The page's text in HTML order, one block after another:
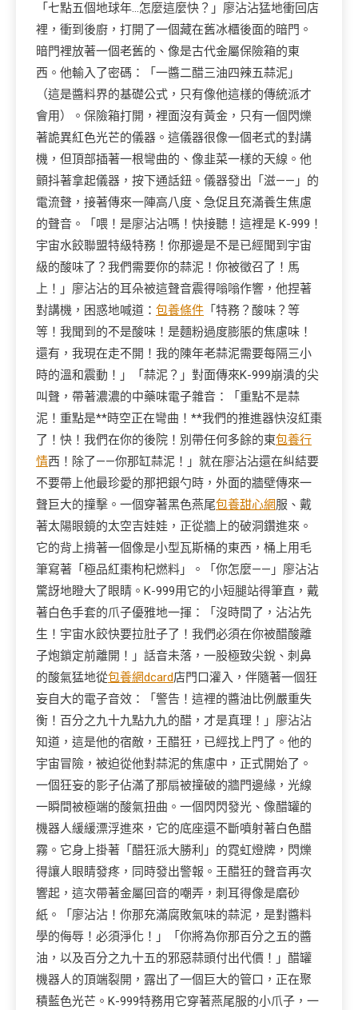
「七點五個地球年…怎麼這麼快？」廖沾沾猛地衝回店
裡，衝到後廚，打開了一個藏在舊冰櫃後面的暗門。
暗門裡放著一個老舊的、像是古代金屬保險箱的東
西。他輸入了密碼：「一醬二醋三油四辣五蒜泥」
（這是醬料界的基礎公式，只有像他這樣的傳統派才
會用）。保險箱打開，裡面沒有黃金，只有一個閃爍
著詭異紅色光芒的儀器。這儀器很像一個老式的對講
機，但頂部插著一根彎曲的、像韭菜一樣的天線。他
顫抖著拿起儀器，按下通話鈕。儀器發出「滋——」的
電流聲，接著傳來一陣高八度、急促且充滿養生焦慮
的聲音。「喂！是廖沾沾嗎！快接聽！這裡是 K-999！
宇宙水餃聯盟特級特務！你那邊是不是已經聞到宇宙
級的酸味了？我們需要你的蒜泥！你被徵召了！馬
上！」廖沾沾的耳朵被這聲音震得嗡嗡作響，他捏著
對講機，困惑地喊道： 包養條件 「特務？酸味？等
等！我聞到的不是酸味！是麵粉過度膨脹的焦慮味！
還有，我現在走不開！我的陳年老蒜泥需要每隔三小
時的溫和震動！」「蒜泥？」對面傳來K-999崩潰的尖
叫聲，帶著濃濃的中藥味電子雜音：「重點不是蒜
泥！重點是**時空正在彎曲！**我們的推進器快沒紅棗
了！快！我們在你的後院！別帶任何多餘的東包養行
情西！除了——你那缸蒜泥！」就在廖沾沾還在糾結要
不要帶上他最珍愛的那把銀勺時，外面的牆壁傳來一
聲巨大的撞擊。一個穿著黑色燕尾包養甜心網服、戴
著太陽眼鏡的太空吉娃娃，正從牆上的破洞鑽進來。
它的背上揹著一個像是小型瓦斯桶的東西，桶上用毛
筆寫著「極品紅棗枸杞燃料」。「你怎麼——」廖沾沾
驚訝地瞪大了眼睛。K-999用它的小短腿站得筆直，戴
著白色手套的爪子優雅地一揮：「沒時間了，沾沾先
生！宇宙水餃快要拉肚子了！我們必須在你被醋酸離
子炮鎖定前離開！」話音未落，一股極致尖銳、刺鼻
的酸氣猛地從包養網dcard店門口灌入，伴隨著一個狂
妄自大的電子音效：「警告！這裡的醬油比例嚴重失
衡！百分之九十九點九九的醋，才是真理！」廖沾沾
知道，這是他的宿敵，王醋狂，已經找上門了。他的
宇宙冒險，被迫從他對蒜泥的焦慮中，正式開始了。
一個狂妄的影子佔滿了那扇被撞破的牆門邊緣，光線
一瞬間被極端的酸氣扭曲。一個閃閃發光、像醋罐的
機器人緩緩漂浮進來，它的底座還不斷噴射著白色醋
霧。它身上掛著「醋狂派大勝利」的霓虹燈牌，閃爍
得讓人眼睛發疼，同時發出警報。王醋狂的聲音再次
響起，這次帶著金屬回音的嘲弄，刺耳得像是磨砂
紙。「廖沾沾！你那充滿腐敗氣味的蒜泥，是對醬料
學的侮辱！必須淨化！」「你將為你那百分之五的醬
油，以及百分之九十五的邪惡蒜頭付出代價！」醋罐
機器人的頂端裂開，露出了一個巨大的管口，正在聚
積藍色光芒。K-999特務用它穿著燕尾服的小爪子，一